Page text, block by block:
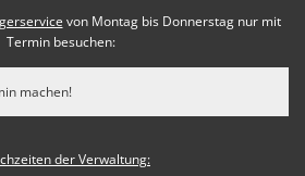
von Montag bis Donnerstag nur mit
Termin besuchen:
machen!
der Verwaltung: